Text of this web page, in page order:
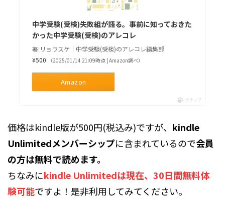
中学受験(受検)失敗組が語る。事前に知っておきた
かった中学受験(受検)のアレコレ
著:リョウスケ｜中学受験(受検)のアレコレ編集部
¥500
（2025/01/14 21:09時点 | Amazon調べ）
Amazon
ポチップ
価格はkindle版が500円(税込み)ですが、 kindle
Unlimitedメンバーシップに含まれているので会員
の方は無料で読めます。
ちなみにkindle Unlimitedは現在、30日間無料体
験可能ですよ！是非利用してみてください。